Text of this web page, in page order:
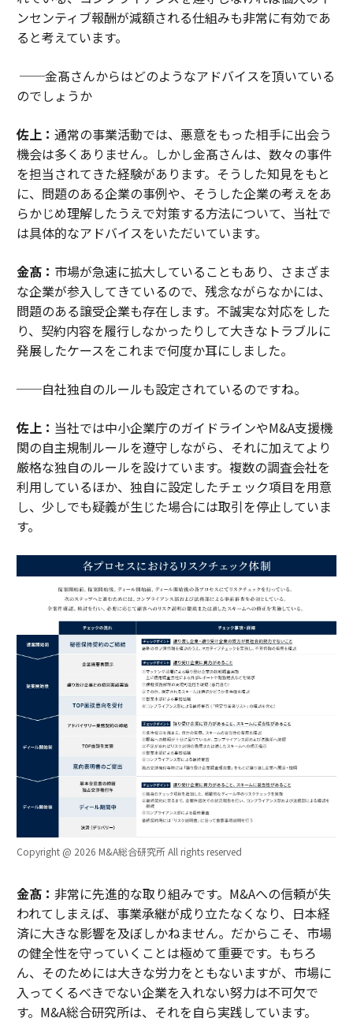
ンセンティブ報酬が減額される仕組みも非常に有効であ
ると考えています。
──金髙さんからはどのようなアドバイスを頂いている
のでしょうか
佐上： 通常の事業活動では、悪意をもった相手に出会う
機会は多くありません。しかし金髙さんは、数々の事件
を担当されてきた経験があります。そうした知見をもと
に、問題のある企業の事例や、そうした企業の考えをあ
らかじめ理解したうえで対策する方法について、当社で
は具体的なアドバイスをいただいています。
金髙： 市場が急速に拡大していることもあり、さまざま
な企業が参入してきているので、残念ながらなかには、
問題のある譲受企業も存在します。不誠実な対応をした
り、契約内容を履行しなかったりして大きなトラブルに
発展したケースをこれまで何度か耳にしました。
──自社独自のルールも設定されているのですね。
佐上： 当社では中小企業庁のガイドラインやM&A支援機
関の自主規制ルールを遵守しながら、それに加えてより
厳格な独自のルールを設けています。複数の調査会社を
利用しているほか、独自に設定したチェック項目を用意
し、少しでも疑義が生じた場合には取引を停止していま
す。
Copyright @ 2026 M&A総合研究所 All rights reserved
金髙： 非常に先進的な取り組みです。M&Aへの信頼が失
われてしまえば、事業承継が成り立たなくなり、日本経
済に大きな影響を及ぼしかねません。だからこそ、市場
の健全性を守っていくことは極めて重要です。もちろ
ん、そのためには大きな労力をともないますが、市場に
入ってくるべきでない企業を入れない努力は不可欠で
す。M&A総合研究所は、それを自ら実践しています。